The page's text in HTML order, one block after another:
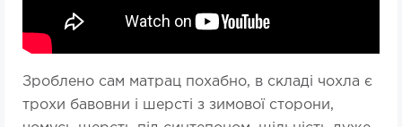
Зроблено сам матрац похабно, в складі чохла є
трохи бавовни і шерсті з зимової сторони,